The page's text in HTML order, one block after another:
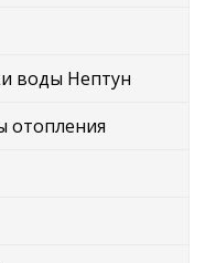
воды Нептун
отопления